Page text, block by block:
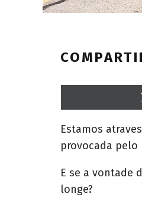
Estamos
provocada pelo
E se a vontade
longe?